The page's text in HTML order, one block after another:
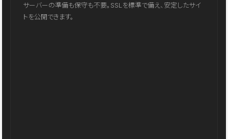
サーバーの準備も保守も不要。SSLを標準で備え、安定したサイ
トを公開できます。